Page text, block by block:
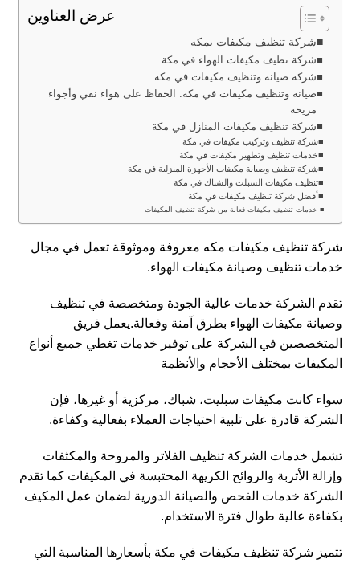
عرض العناوين
شركة تنظيف مكيفات بمكه
شركة نظيف مكيفات الهواء في مكة
شركة صيانة وتنظيف مكيفات في مكة
صيانة وتنظيف مكيفات في مكة: الحفاظ على هواء نقي وأجواء
مريحة
شركة تنظيف مكيفات المنازل في مكة
شركة تنظيف وتركيب مكيفات في مكة
خدمات تنظيف وتطهير مكيفات في مكة
شركة تنظيف وصيانة مكيفات الأجهزة المنزلية في مكة
تنظيف مكيفات السبلت والشباك في مكة
أفضل شركة تنظيف مكيفات في مكة
خدمات تنظيف مكيفات فعالة من شركة تنظيف المكيفات
شركة تنظيف مكيفات مكه معروفة وموثوقة تعمل في مجال
خدمات تنظيف وصيانة مكيفات الهواء.
تقدم الشركة خدمات عالية الجودة ومتخصصة في تنظيف
وصيانة مكيفات الهواء بطرق آمنة وفعالة.يعمل فريق
المتخصصين في الشركة على توفير خدمات تغطي جميع أنواع
المكيفات بمختلف الأحجام والأنظمة
سواء كانت مكيفات سبليت، شباك، مركزية أو غيرها، فإن
الشركة قادرة على تلبية احتياجات العملاء بفعالية وكفاءة.
تشمل خدمات الشركة تنظيف الفلاتر والمروحة والمكثفات
وإزالة الأتربة والروائح الكريهة المحتبسة في المكيفات كما تقدم
الشركة خدمات الفحص والصيانة الدورية لضمان عمل المكيف
بكفاءة عالية طوال فترة الاستخدام.
تتميز شركة تنظيف مكيفات في مكة بأسعارها المناسبة التي